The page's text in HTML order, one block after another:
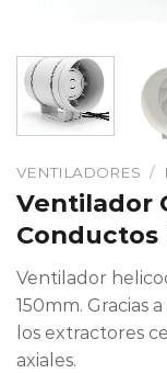
VENTILADORES /
Ventilador
Conductos
Ventilador
150mm. Gracias
los extractores
axiales.